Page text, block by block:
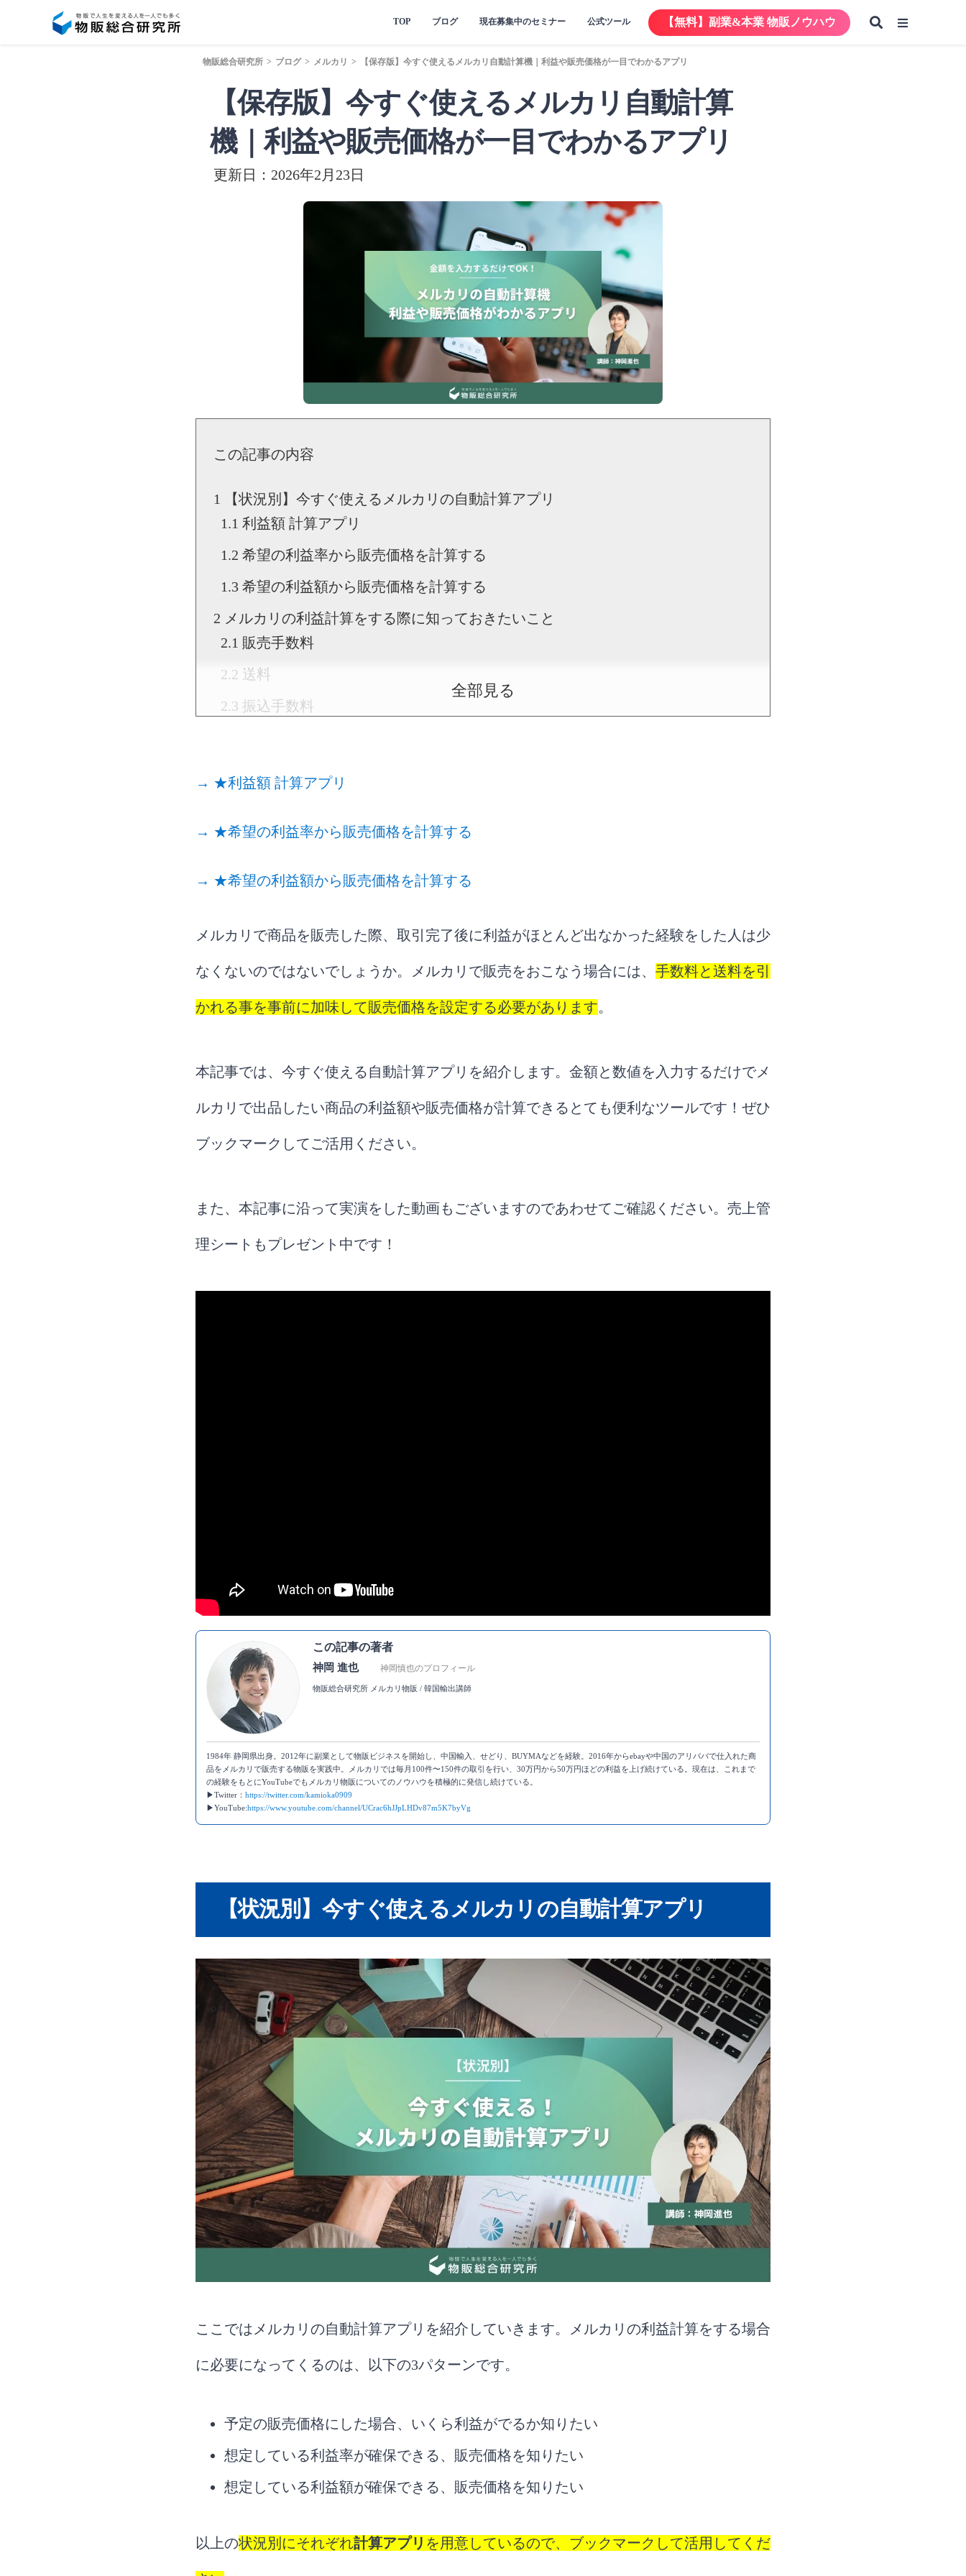
TOP ブログ 現在募集中のセミナー 公式ツール 【無料】副業&本業 物販ノウハウ
【無料】副業&本業 物販ノウハウ
物販総合研究所 > ブログ > メルカリ > 【保存版】今すぐ使えるメルカリ自動計算機｜利益や販売価格が一目でわかるアプリ
【保存版】今すぐ使えるメルカリ自動計算
機｜利益や販売価格が一目でわかるアプリ
更新日：2026年2月23日
この記事の内容
【状況別】今すぐ使えるメルカリの自動計算アプリ
利益額 計算アプリ
希望の利益率から販売価格を計算する
希望の利益額から販売価格を計算する
メルカリの利益計算をする際に知っておきたいこと
販売手数料
送料
振込手数料
梱包費用を節約する
適切な発送方法を理解する
まとめ
全部見る
→ ★利益額 計算アプリ
→ ★希望の利益率から販売価格を計算する
→ ★希望の利益額から販売価格を計算する
メルカリで商品を販売した際、取引完了後に利益がほとんど出なかった経験をした人は少
なくないのではないでしょうか。メルカリで販売をおこなう場合には、 手数料と送料を引
かれる事を事前に加味して販売価格を設定する必要があります。
本記事では、今すぐ使える自動計算アプリを紹介します。金額と数値を入力するだけでメ
ルカリで出品したい商品の利益額や販売価格が計算できるとても便利なツールです！ぜひ
ブックマークしてご活用ください。
また、本記事に沿って実演をした動画もございますのであわせてご確認ください。売上管
理シートもプレゼント中です！
この記事の著者
神岡 進也 神岡慎也のプロフィール
物販総合研究所 メルカリ物販 / 韓国輸出講師
1984年 静岡県出身。2012年に副業として物販ビジネスを開始し、中国輸入、せどり、BUYMAなどを経験。2016年からebayや中国のアリババで仕入れた商
品をメルカリで販売する物販を実践中。メルカリでは毎月100件〜150件の取引を行い、30万円から50万円ほどの利益を上げ続けている。現在は、これまで
の経験をもとにYouTubeでもメルカリ物販についてのノウハウを積極的に発信し続けている。
▶Twitter： https://twitter.com/kamioka0909
▶YouTube:https://www.youtube.com/channel/UCrac6hJJpLHDv87m5K7byVg
【状況別】今すぐ使えるメルカリの自動計算アプリ
ここではメルカリの自動計算アプリを紹介していきます。メルカリの利益計算をする場合
に必要になってくるのは、以下の3パターンです。
予定の販売価格にした場合、いくら利益がでるか知りたい
想定している利益率が確保できる、販売価格を知りたい
想定している利益額が確保できる、販売価格を知りたい
以上の状況別にそれぞれ計算アプリ を用意しているので、ブックマークして活用してくだ